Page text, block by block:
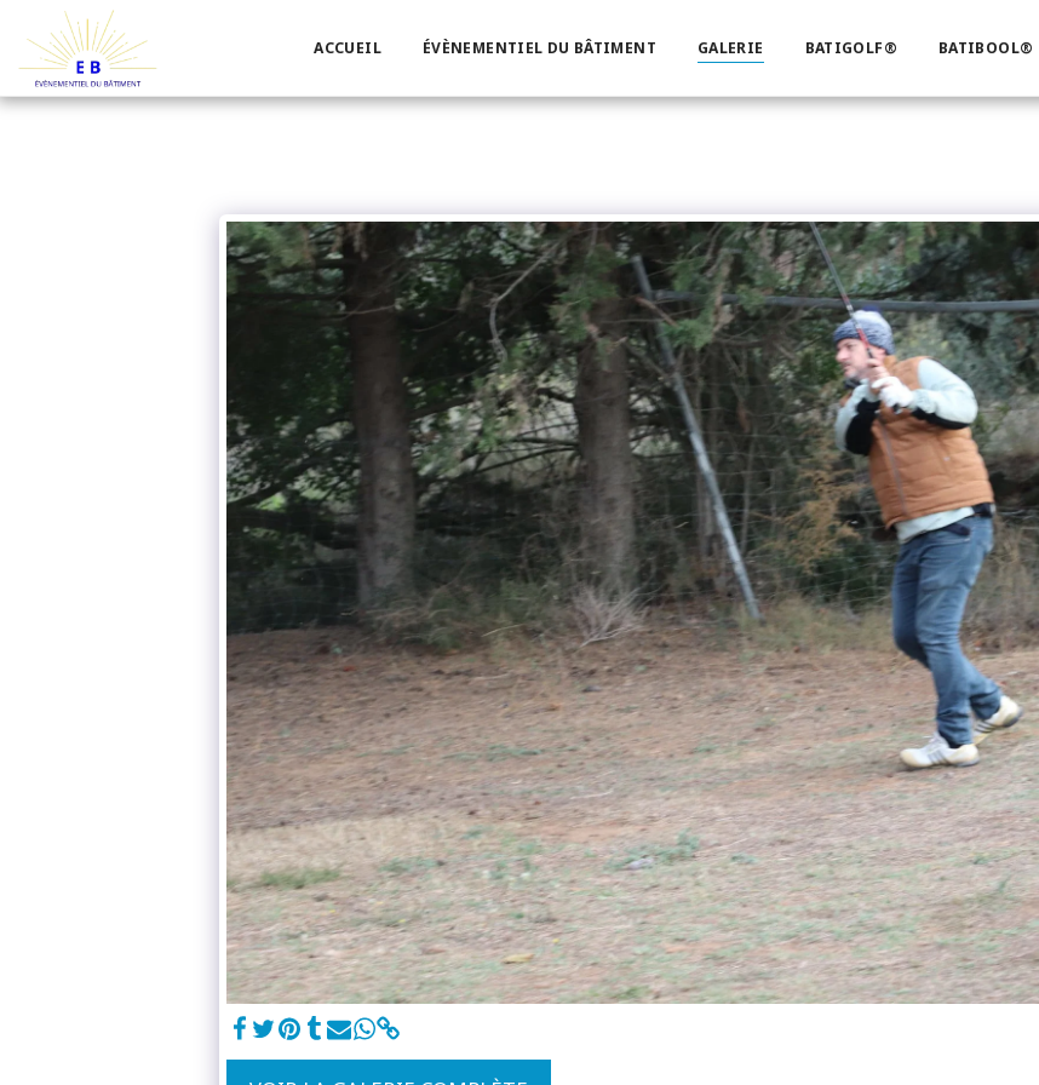
ACCUEIL ÉVÈNEMENTIEL DU BÂTIMENT GALERIE BATIGOLF® BATIBOOL®